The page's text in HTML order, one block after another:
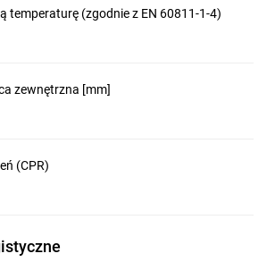
temperaturę (zgodnie z EN 60811-1-4)
zewnętrzna [mm]
(CPR)